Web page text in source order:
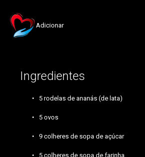
Adicionar
Ingredientes
5 rodelas de ananás (de lata)
5 ovos
9 colheres de sopa de açúcar
5 colheres de sopa de farinha